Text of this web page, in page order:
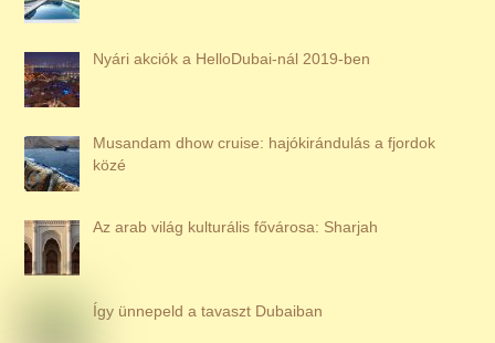
Nyári akciók a HelloDubai-nál 2019-ben
Musandam dhow cruise: hajókirándulás a fjordok
közé
Az arab világ kulturális fővárosa: Sharjah
Így ünnepeld a tavaszt Dubaiban